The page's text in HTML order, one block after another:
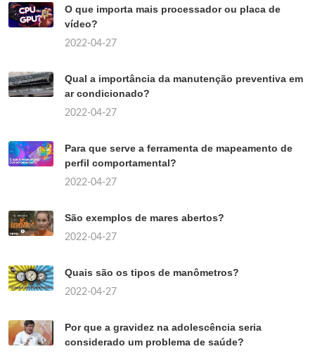
O que importa mais processador ou placa de
vídeo?
2022-04-27
Qual a importância da manutenção preventiva em
ar condicionado?
2022-04-27
Para que serve a ferramenta de mapeamento de
perfil comportamental?
2022-04-27
São exemplos de mares abertos?
2022-04-27
Quais são os tipos de manômetros?
2022-04-27
Por que a gravidez na adolescência seria
considerado um problema de saúde?